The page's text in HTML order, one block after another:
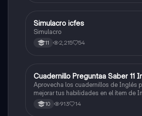
ICFES: Lectura Crítica
Simulacro icfes
Simulacro
11 2,215 54
ICFES: Inglés
Cuadernillo Preguntaa Saber 11
Aprovecha los cuadernillos de Inglés
mejorar tus habilidades en el ítem de
Prueba Saber 11. 🫡
10 913 14